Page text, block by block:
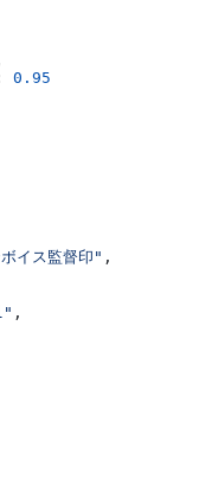
0.95
イス監督印" ,
,